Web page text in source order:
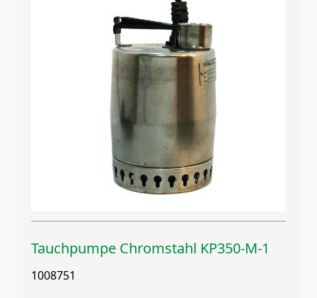
Tauchpumpe Chromstahl KP350-M-1
1008751